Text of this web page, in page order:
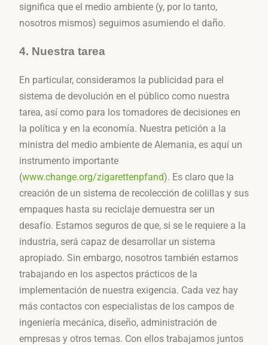
significa que el medio ambiente (y, por lo tanto,
nosotros mismos) seguimos asumiendo el daño.
4. Nuestra tarea
En particular, consideramos la publicidad para el
sistema de devolución en el público como nuestra
tarea, así como para los tomadores de decisiones en
la política y en la economía. Nuestra petición a la
ministra del medio ambiente de Alemania, es aquí un
instrumento importante
(www.change.org/zigarettenpfand). Es claro que la
creación de un sistema de recolección de colillas y sus
empaques hasta su reciclaje demuestra ser un
desafío. Estamos seguros de que, si se le requiere a la
industria, será capaz de desarrollar un sistema
apropiado. Sin embargo, nosotros también estamos
trabajando en los aspectos prácticos de la
implementación de nuestra exigencia. Cada vez hay
más contactos con especialistas de los campos de
ingeniería mecánica, diseño, administración de
empresas y otros temas. Con ellos trabajamos juntos